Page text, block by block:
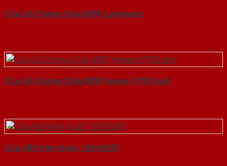
Cửa Gỗ Chống Cháy MDF Laminate
Cửa Gỗ Chống Cháy MDF Veneer P1R2 ash
Cửa ABS Hàn Quốc 120 K0201